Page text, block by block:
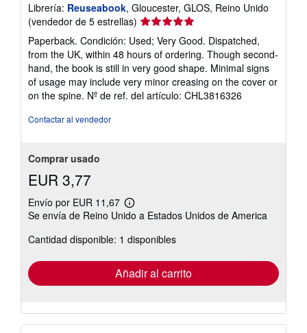
Librería: Reuseabook, Gloucester, GLOS, Reino Unido
(vendedor de 5 estrellas) Calificación
del
vendedor:
5
de
5
estrellas
Paperback. Condición: Used; Very Good. Dispatched,
from the UK, within 48 hours of ordering. Though second-
hand, the book is still in very good shape. Minimal signs
of usage may include very minor creasing on the cover or
on the spine. Nº de ref. del artículo: CHL3816326
Contactar al vendedor
Comprar usado
EUR 3,77
Envío por EUR 11,67
Más
información
las
tarifas
envío
Se envía de Reino Unido a Estados Unidos de America
Cantidad disponible: 1 disponibles
Añadir al carrito